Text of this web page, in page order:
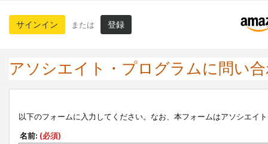
サインイン または 登録
アソシエイト・プログラムに問い
以下のフォームに入力してください。なお、本フォームはアソシエイ
名前: (必須)